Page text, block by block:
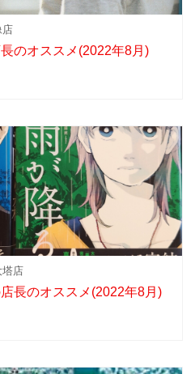
のオススメ(2022年8月)
店
長のオススメ(2022年8月)